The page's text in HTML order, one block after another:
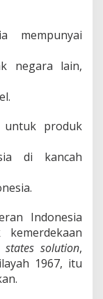
mempunyai
negara lain,
untuk produk
di kancah
Indonesia
states solution,
1967, itu